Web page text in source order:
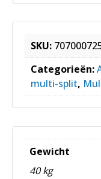
SKU:
Categorieën:
multi-split,
Gewicht
40 kg